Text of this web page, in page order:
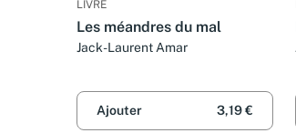
LIVRE
Les méandres du mal
Jack-Laurent Amar
Ajouter 3,19 €